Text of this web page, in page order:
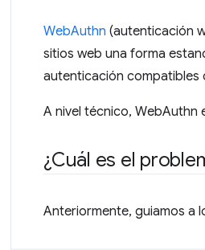
WebAuthn (autenticación
sitios web una forma
autenticación compatibles
A nivel técnico, WebAuthn
¿Cuál es el
Anteriormente, guiamos a